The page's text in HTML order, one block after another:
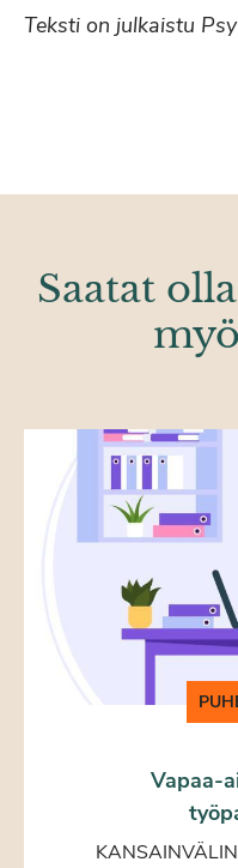
Teksti on julkaistu
Saatat
Vapaa-